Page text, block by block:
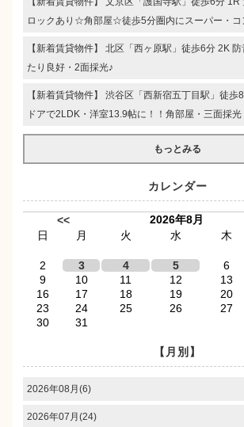
ロックあり☆角部屋☆徒歩5分圏内にスーパー・
【新着賃貸物件】 北区「西ヶ原駅」徒歩6分 2K
たり良好・2面採光♪
【新着賃貸物件】 渋谷区「西新宿五丁目駅」徒歩
ドアで2LDK・洋室13.9帖に！！角部屋・三面採
もっとみる
カレンダー
<<
2026年8月
日
月 火 水 木
2
3 4 5 6
9
10 11 12 13
16
17 18 19 20
23
24 25 26 27
30
31
【月別】
2026年08月(6)
2026年07月(24)